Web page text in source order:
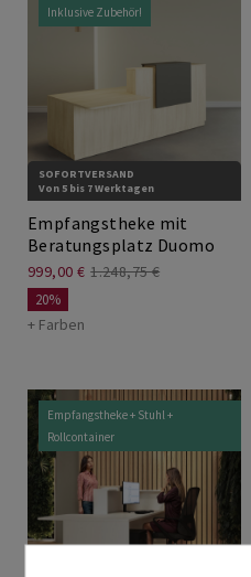
SOFORTVERSAND
Von 5 bis 7 Werktagen
Inklusive Zubehör!
Empfangstheke mit
Beratungsplatz Duomo
999,00 € 1.248,75 €
20%
+ Farben
Empfangstheke + Stuhl +
Rollcontainer